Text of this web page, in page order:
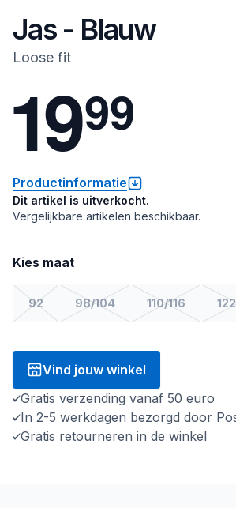
Jas - Blauw
Loose fit
1999
Productinformatie
Dit artikel is uitverkocht.
Vergelijkbare artikelen beschikbaar.
Kies maat
92 98/104 110/116
Vind jouw winkel
Gratis verzending vanaf 50 euro
In 2-5 werkdagen bezorgd door
Gratis retourneren in de winkel